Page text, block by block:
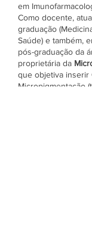
em
Como docente,
graduação
Saúde) e também,
pós-graduação da
proprietária da
que objetiva inserir
Micropigmentação